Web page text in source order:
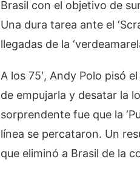
Brasil con el objetivo de
Una dura tarea ante el
llegadas de la
A los 75′, Andy Polo pisó
de empujarla y desatar la
sorprendente fue que la
línea se percataron. Un
que eliminó a Brasil de la